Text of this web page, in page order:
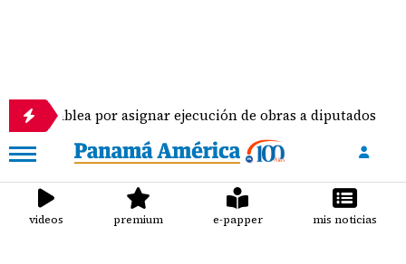
por asignar ejecución de obras a diputados
videos premium e-papper mis noticias